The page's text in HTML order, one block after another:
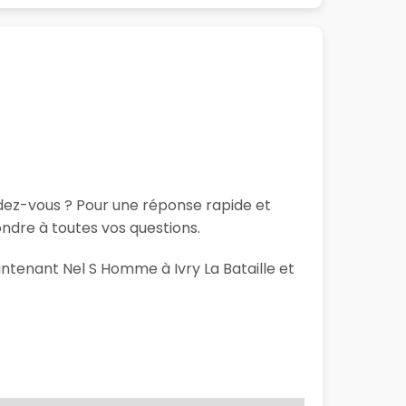
vous ? Pour une réponse rapide et
à toutes vos questions.
Nel S Homme à Ivry La Bataille et